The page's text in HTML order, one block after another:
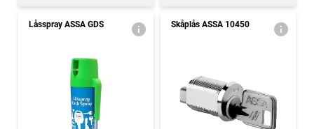
Låsspray ASSA GDS Skåplås ASSA 10450